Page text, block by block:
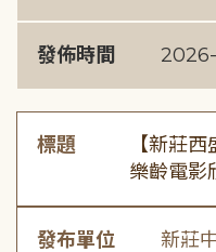
發佈時間
標題
【新莊
樂齡電影
發布單位 新莊